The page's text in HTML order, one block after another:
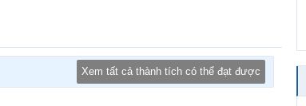
Xem tất cả thành tích có thể đạt được